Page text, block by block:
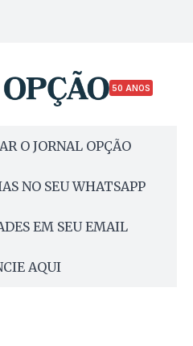
50 ANOS
O JORNAL OPÇÃO
NO SEU WHATSAPP
EM SEU EMAIL
AQUI